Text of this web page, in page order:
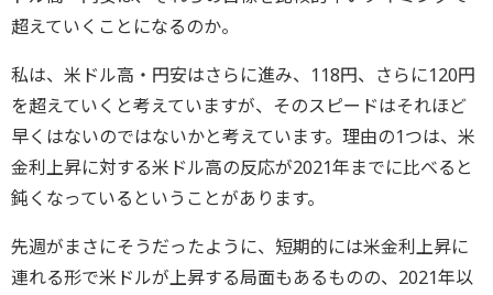
超えていくことになるのか。
私は、米ドル高・円安はさらに進み、118円、さらに120円
を超えていくと考えていますが、そのスピードはそれほど
早くはないのではないかと考えています。理由の1つは、米
金利上昇に対する米ドル高の反応が2021年までに比べると
鈍くなっているということがあります。
先週がまさにそうだったように、短期的には米金利上昇に
連れる形で米ドルが上昇する局面もあるものの、2021年以